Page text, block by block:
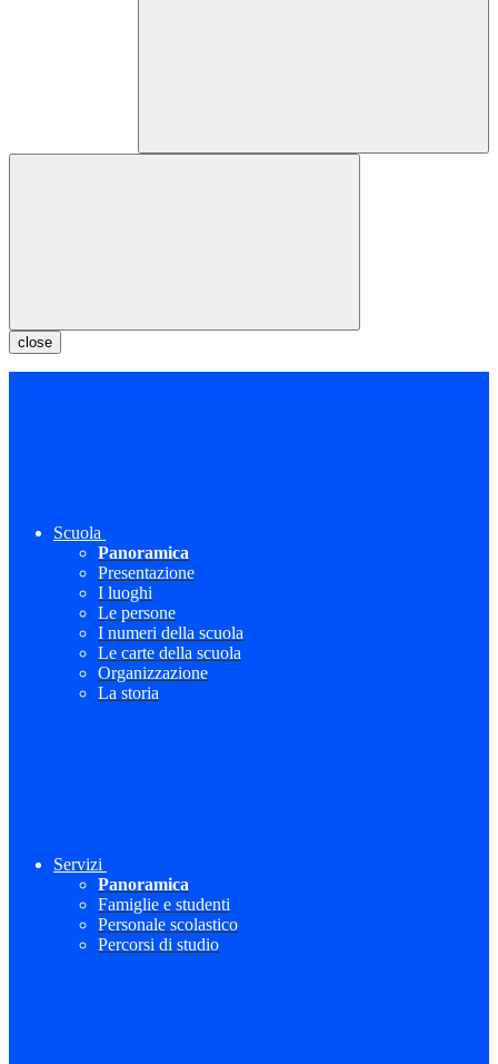
close
Scuola
Panoramica
Presentazione
I luoghi
Le persone
I numeri della scuola
Le carte della scuola
Organizzazione
La storia
Servizi
Panoramica
Famiglie e studenti
Personale scolastico
Percorsi di studio